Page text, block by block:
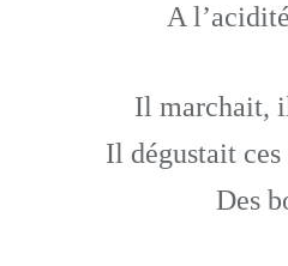
A
Il marchait,
Il dégustait
Des